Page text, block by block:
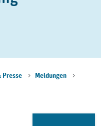
Presse Meldungen